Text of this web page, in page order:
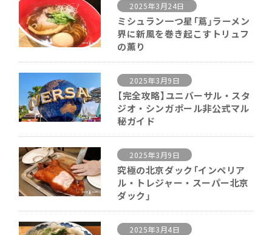
2025年3月24日
ミシュラン一つ星「蔦」ラーメン
界に新風を巻き起こすトリュフ
の薫り
2025年3月9日
【完全攻略】ユニバーサル・スタ
ジオ・シンガポール非公式マル
秘ガイド
2025年3月9日
究極の北京ダック「インペリア
ル・トレジャー・スーパー北京
ダック」
2025年3月4日